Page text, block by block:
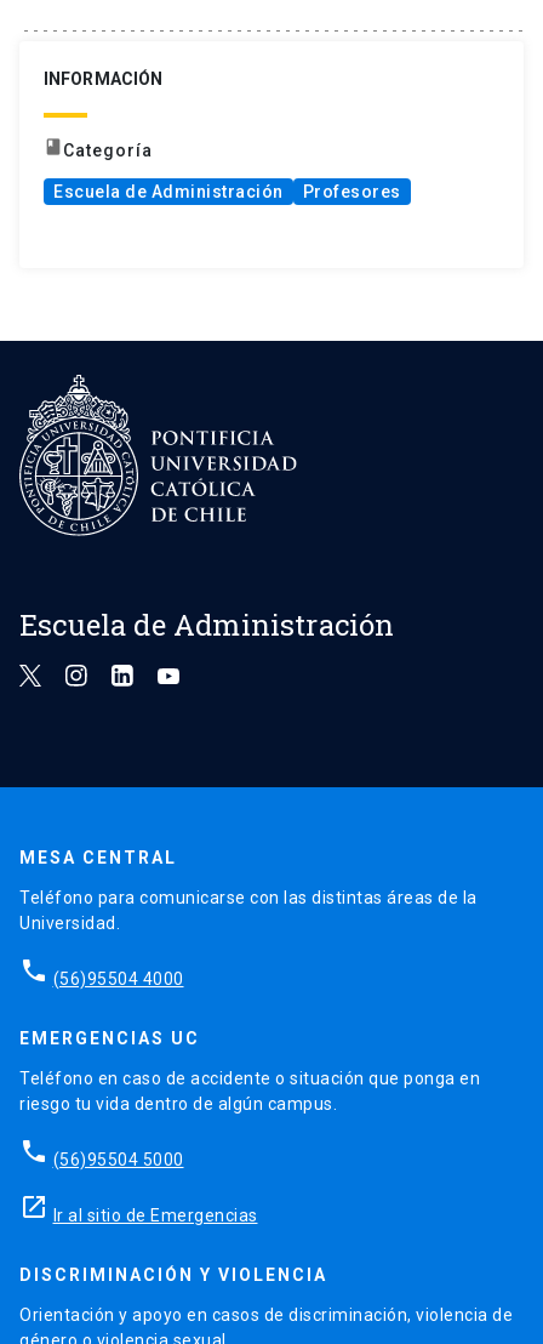
INFORMACIÓN
book Categoría
Escuela de Administración Profesores
Escuela de Administración
MESA CENTRAL
Teléfono para comunicarse con las distintas áreas de la
Universidad.
phone (56)95504 4000
EMERGENCIAS UC
Teléfono en caso de accidente o situación que ponga en
riesgo tu vida dentro de algún campus.
phone (56)95504 5000
launch Ir al sitio de Emergencias
DISCRIMINACIÓN Y VIOLENCIA
Orientación y apoyo en casos de discriminación, violencia de
género o violencia sexual.